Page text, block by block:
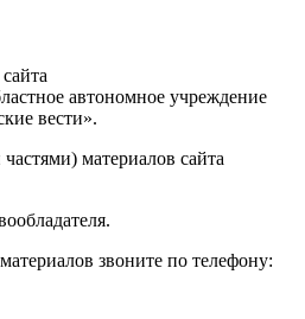
автономное учреждение
вести».
материалов сайта
звоните по телефону: